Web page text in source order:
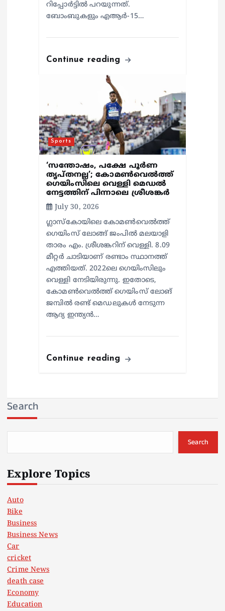
റിപ്പോർട്ടിൽ പറയുന്നത്.
ബോംബുകളും എആർ-15…
Continue reading
Sports
‘സന്തോഷം, പക്ഷേ പൂര്‍ണ
തൃപ്തനല്ല’; കോമണ്‍വെല്‍ത്ത്
ഗെയിംസിലെ വെള്ളി മെഡല്‍
നേട്ടത്തിന് പിന്നാലെ ശ്രീശങ്കര്‍
July 30, 2026
ഗ്ലാസ്‌കോയിലെ കോമണ്‍വെല്‍ത്ത്
ഗെയിംസ് ലോങ്ങ് ജംപില്‍ മലയാളി
താരം എം. ശ്രീശങ്കറിന് വെള്ളി. 8.09
മീറ്റര്‍ ചാടിയാണ് രണ്ടാം സ്ഥാനത്ത്
എത്തിയത്. 2022ലെ ഗെയിംസിലും
വെള്ളി നേടിയിരുന്നു. ഇതോടെ,
കോമണ്‍വെല്‍ത്ത് ഗെയിംസ് ലോങ്
ജമ്പില്‍ രണ്ട് മെഡലുകള്‍ നേടുന്ന
ആദ്യ ഇന്ത്യന്‍…
Continue reading
Search
Search
Explore Topics
Auto
Bike
Business
Business News
Car
cricket
Crime News
death case
Economy
Education